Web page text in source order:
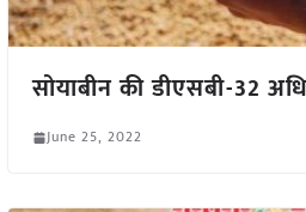
सोयाबीन की डीएसबी-32
June 25, 2022